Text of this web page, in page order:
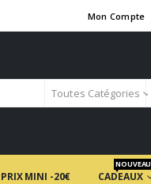
Mon Compte
Toutes Catégories
PRIX MINI -20€ CADEAUX
NOUVEAU